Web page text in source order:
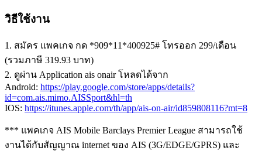
วิธีใช้งาน
1. สมัคร แพคเกจ กด *909*11*400925# โทรออก 299/เดือน
(รวมภาษี 319.93 บาท)
2. ดูผ่าน Application ais onair โหลดได้จาก
Android: https://play.google.com/store/apps/details?
id=com.ais.mimo.AISSport&hl=th
IOS: https://itunes.apple.com/th/app/ais-on-air/id859808116?mt=8
*** แพคเกจ AIS Mobile Barclays Premier League สามารถใช้
งานได้กับสัญญาณ internet ของ AIS (3G/EDGE/GPRS) และ